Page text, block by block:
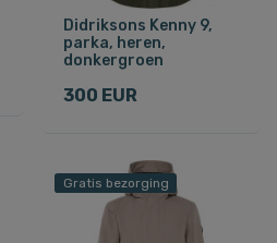
Didriksons Kenny 9,
parka, heren,
donkergroen
300 EUR
Gratis bezorging